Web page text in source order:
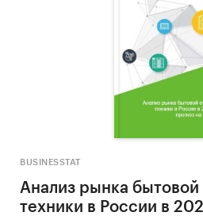
BUSINESSTAT
Анализ рынка бытовой
техники в России в